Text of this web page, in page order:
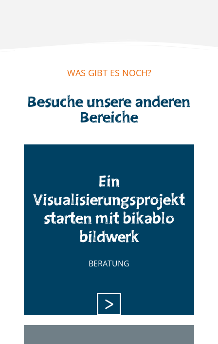
WAS GIBT ES NOCH?
Besuche unsere anderen
Bereiche​
Ein
Visualisierungsprojekt
starten mit bikablo
bildwerk
BERATUNG